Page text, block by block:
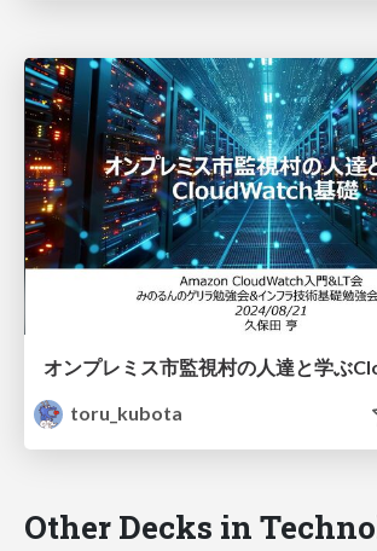
toru_kubota
Other Decks in